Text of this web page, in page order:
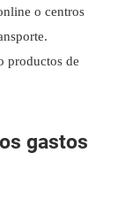
o centros
productos de
gastos